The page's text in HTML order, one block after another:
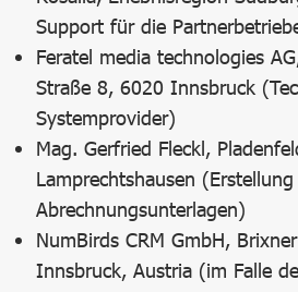
Support für die
Feratel media technologies
Straße 8, 6020 Innsbruck
Systemprovider)
Mag. Gerfried Fleckl,
Lamprechtshausen
Abrechnungsunterlagen)
NumBirds CRM GmbH,
Innsbruck, Austria (im Falle